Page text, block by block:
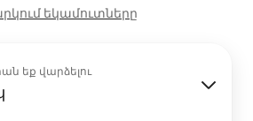
եկամուտները
եք վարձելու